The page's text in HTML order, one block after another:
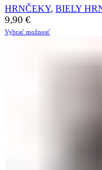
HRNČEKY, BIELY
9,90 €
Vybrať možnosť